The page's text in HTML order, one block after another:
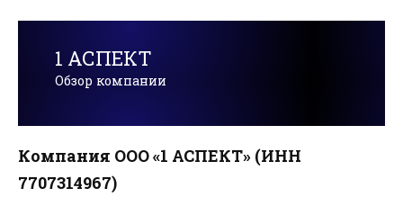
1 АСПЕКТ
Обзор компании
Компания ООО «1 АСПЕКТ» (ИНН
7707314967)